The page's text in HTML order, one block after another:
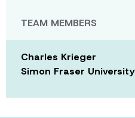
TEAM MEMBERS
Charles Krieger
Simon Fraser University